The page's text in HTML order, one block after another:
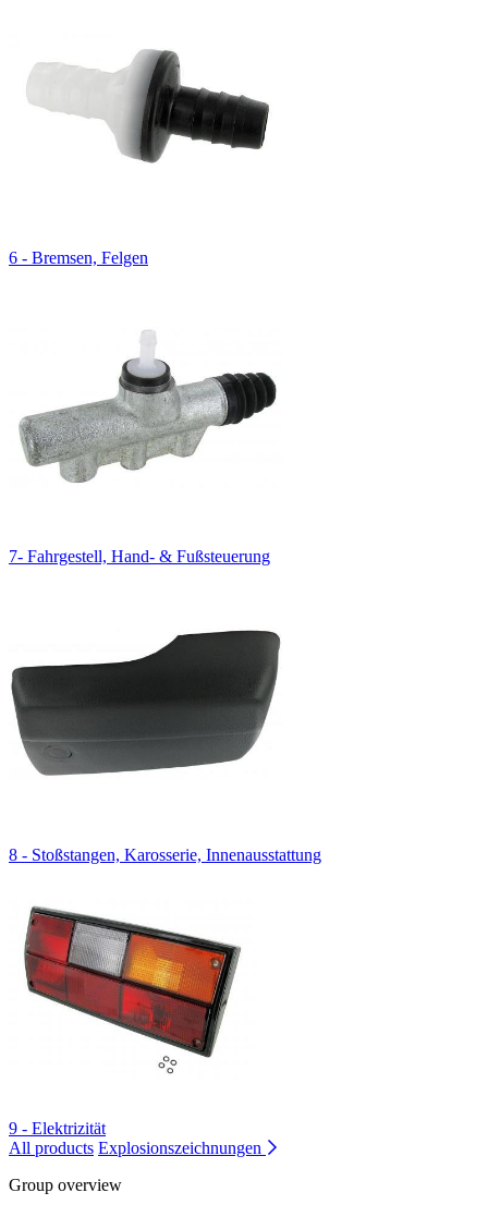
6 - Bremsen, Felgen
7- Fahrgestell, Hand- & Fußsteuerung
8 - Stoßstangen, Karosserie, Innenausstattung
9 - Elektrizität
All products Explosionszeichnungen
Group overview